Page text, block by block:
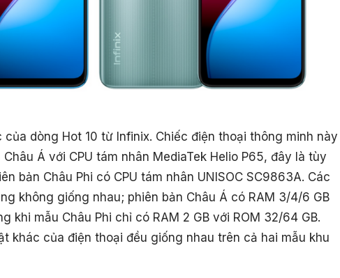
của dòng Hot 10 từ Infinix. Chiếc điện thoại thông minh này
Á với CPU tám nhân MediaTek Helio P65, đây là tùy
bản Châu Phi có CPU tám nhân UNISOC SC9863A. Các
không giống nhau; phiên bản Châu Á có RAM 3/4/6 GB
khi mẫu Châu Phi chỉ có RAM 2 GB với ROM 32/64 GB.
khác của điện thoại đều giống nhau trên cả hai mẫu khu